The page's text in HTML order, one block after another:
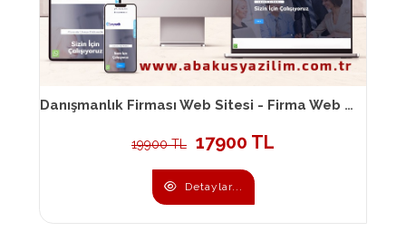
Danışmanlık Firması Web Sitesi - Firma Web Sitesi 105
19900 TL 17900 TL
Detaylar...